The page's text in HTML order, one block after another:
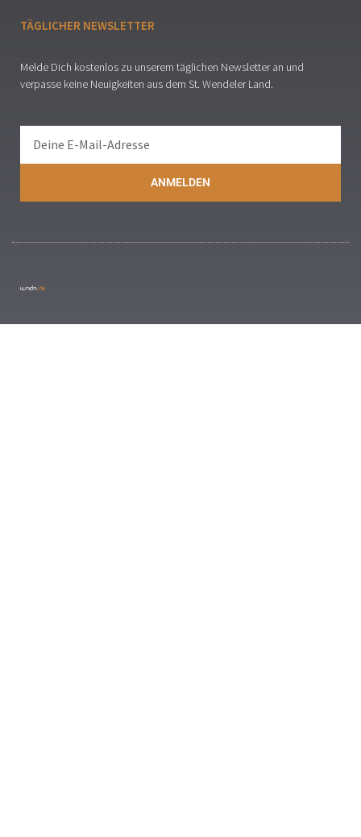
TÄGLICHER NEWSLETTER
Melde Dich kostenlos zu unserem täglichen Newsletter an und
verpasse keine Neuigkeiten aus dem St. Wendeler Land.
ANMELDEN